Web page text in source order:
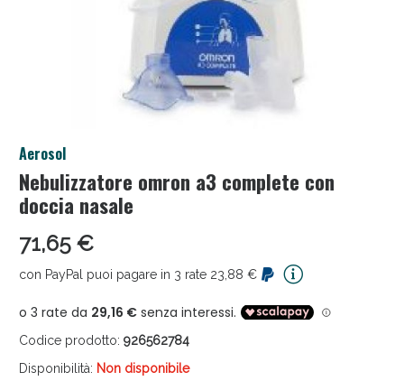
Aerosol
Nebulizzatore omron a3 complete con
doccia nasale
71,65 €
con PayPal puoi pagare in 3 rate 23,88 €
Codice prodotto: 926562784
Disponibilità: Non disponibile
Salini e Multivitaminici: oggi Sconto extra fino al